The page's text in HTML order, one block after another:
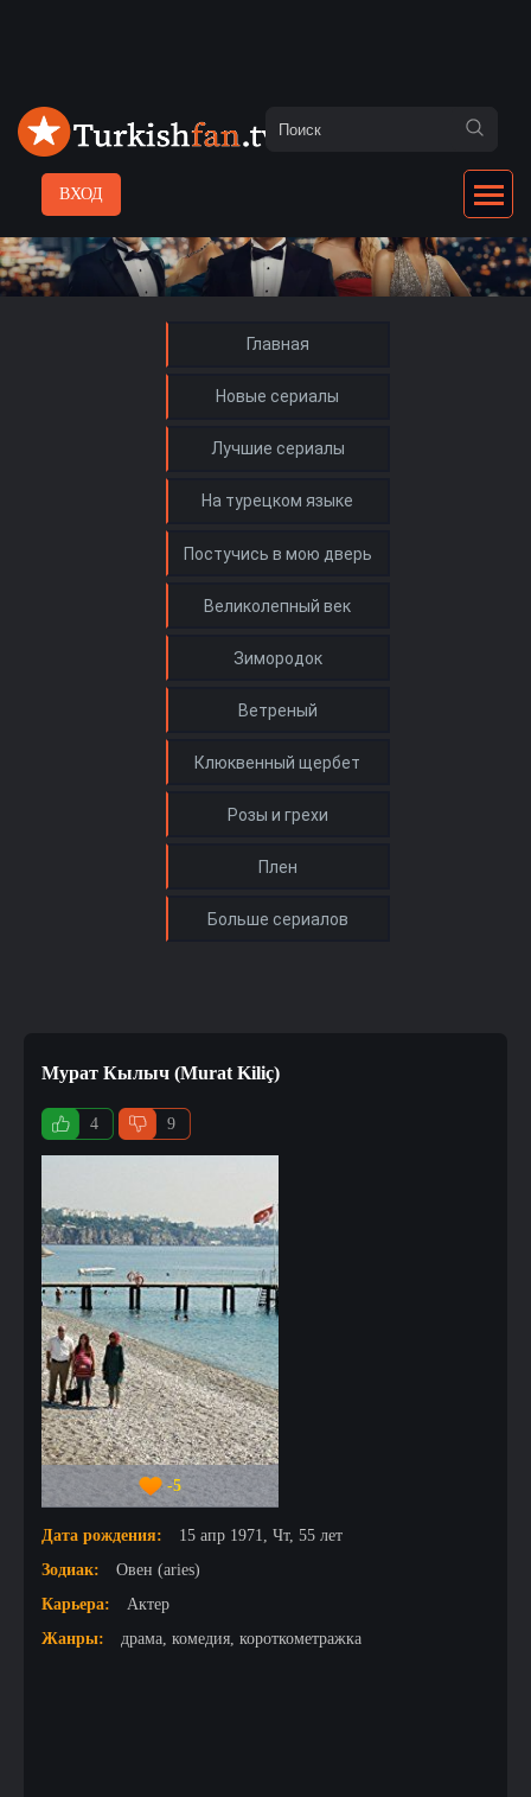
ВХОД
Главная
Новые сериалы
Лучшие сериалы
На турецком языке
Мурат Кылыч (Murat Kiliç)
4 9
-5
Дата рождения:
15 апр 1971, Чт, 55 лет
Зодиак:
Овен (aries)
Карьера:
Актер
Жанры:
драма, комедия, короткометражка